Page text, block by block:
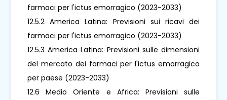
farmaci per l'ictus emorragico (2023-2033)
12.5.2 America Latina: Previsioni sui ricavi dei
farmaci per l'ictus emorragico (2023-2033)
12.5.3 America Latina: Previsioni sulle dimensioni
del mercato dei farmaci per l'ictus emorragico
per paese (2023-2033)
12.6 Medio Oriente e Africa: Previsioni sulle